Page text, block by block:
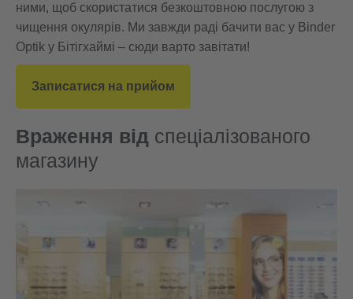
ними, щоб скористатися безкоштовною послугою з
чищення окулярів. Ми завжди раді бачити вас у Binder
Optik у Бітігхаймі – сюди варто завітати!
Записатися на прийом
Враження від спеціалізованого
магазину